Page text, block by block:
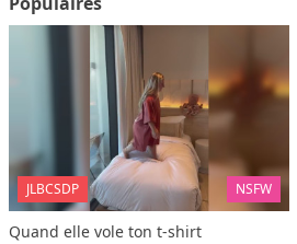
JLBCSDP NSFW
Quand elle vole ton t-shirt